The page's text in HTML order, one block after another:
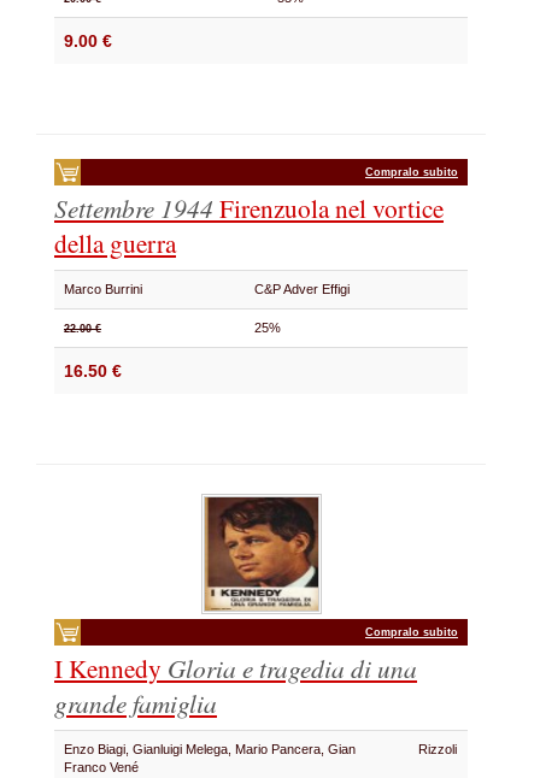
9.00 €
Compralo subito
Settembre 1944 Firenzuola nel vortice
della guerra
Marco Burrini C&P Adver Effigi
22.00 € 25%
16.50 €
Compralo subito
I Kennedy Gloria e tragedia di una
grande famiglia
Enzo Biagi, Gianluigi Melega, Mario Pancera, Gian
Franco Vené
Rizzoli